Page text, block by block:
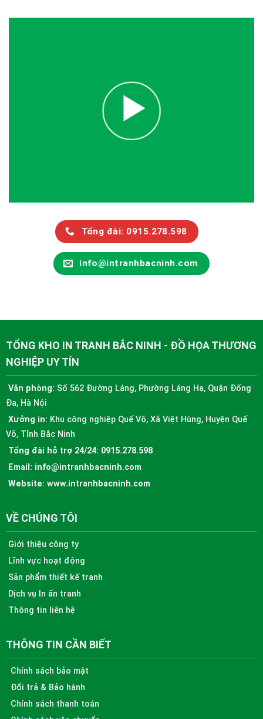
Tổng đài: 0915.278.598
info@intranhbacninh.com
TỔNG KHO IN TRANH BẮC NINH - ĐỒ HỌA THƯƠNG
NGHIỆP UY TÍN
Văn phòng: Số 562 Đường Láng, Phường Láng Hạ, Quận Đống
Đa, Hà Nội
Xưởng in: Khu công nghiệp Quế Võ, Xã Việt Hùng, Huyện Quế
Võ, Tỉnh Bắc Ninh
Tổng đài hỗ trợ 24/24: 0915.278.598
Email: info@intranhbacninh.com
Website: www.intranhbacninh.com
VỀ CHÚNG TÔI
Giới thiệu công ty
Lĩnh vực hoạt động
Sản phẩm thiết kế tranh
Dịch vụ In ấn tranh
Thông tin liên hệ
THÔNG TIN CẦN BIẾT
Chính sách bảo mật
Đổi trả & Bảo hành
Chính sách thanh toán